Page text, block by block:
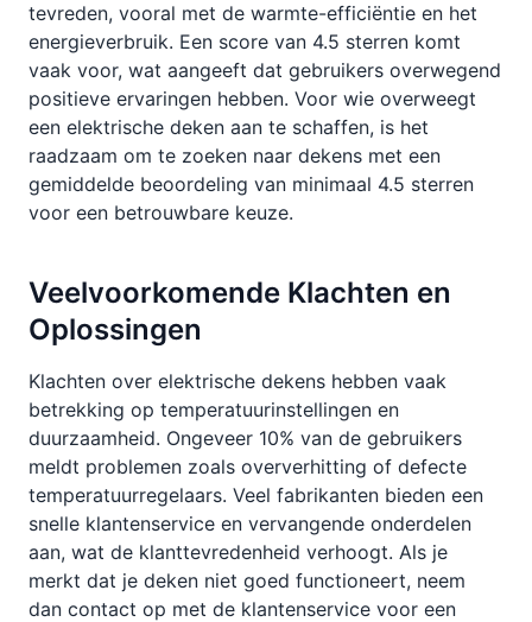
tevreden, vooral met de warmte-efficiëntie en het
energieverbruik. Een score van 4.5 sterren komt
vaak voor, wat aangeeft dat gebruikers overwegend
positieve ervaringen hebben. Voor wie overweegt
een elektrische deken aan te schaffen, is het
raadzaam om te zoeken naar dekens met een
gemiddelde beoordeling van minimaal 4.5 sterren
voor een betrouwbare keuze.
Veelvoorkomende Klachten en
Oplossingen
Klachten over elektrische dekens hebben vaak
betrekking op temperatuurinstellingen en
duurzaamheid. Ongeveer 10% van de gebruikers
meldt problemen zoals oververhitting of defecte
temperatuurregelaars. Veel fabrikanten bieden een
snelle klantenservice en vervangende onderdelen
aan, wat de klanttevredenheid verhoogt. Als je
merkt dat je deken niet goed functioneert, neem
dan contact op met de klantenservice voor een